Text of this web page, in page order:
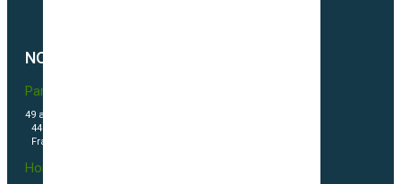
NOUS CONTACTER
Partner & Co SAS
49 avenue du Général de Gaulle
44500 La Baule Escoublac
France
Horaires